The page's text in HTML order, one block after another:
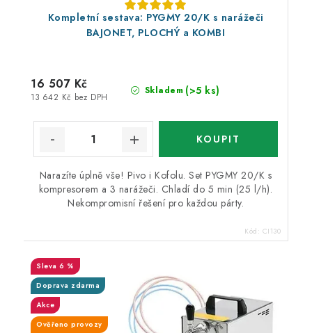
Kompletní sestava: PYGMY 20/K s narážeči
BAJONET, PLOCHÝ a KOMBI
Skladem (>5 ks)
13 642 Kč bez DPH
16 507 Kč
Narazíte úplně vše! Pivo i Kofolu. Set PYGMY 20/K s
kompresorem a 3 narážeči. Chladí do 5 min (25 l/h).
Nekompromisní řešení pro každou párty.
Kód: CI130
6 %
Doprava zdarma
Akce
Ověřeno provozy